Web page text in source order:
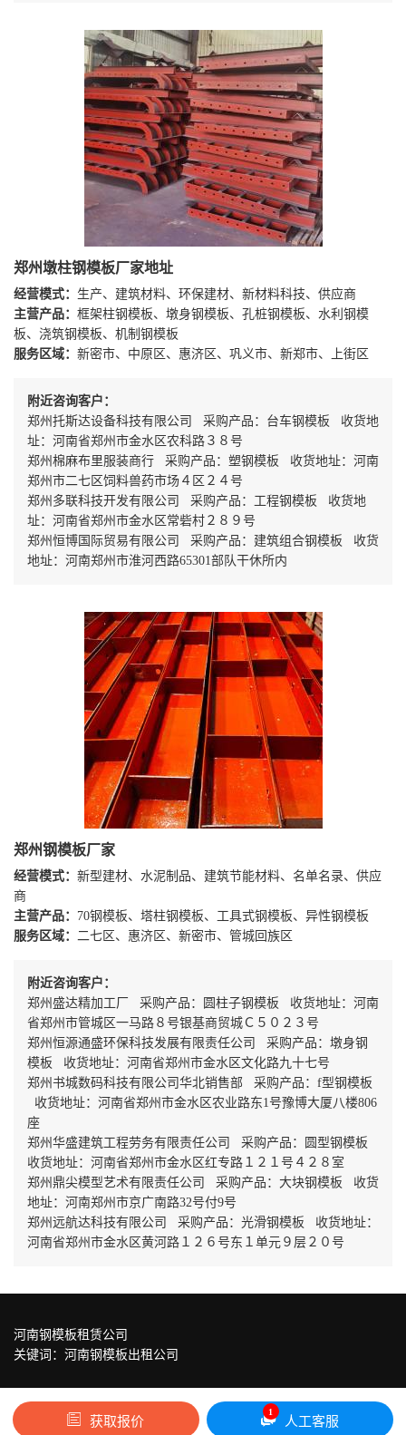
郑州墩柱钢模板厂家地址
经营模式： 生产、建筑材料、环保建材、新材料科技、供应商
主营产品： 框架柱钢模板、墩身钢模板、孔桩钢模板、水利钢模
板、浇筑钢模板、机制钢模板
服务区域： 新密市、中原区、惠济区、巩义市、新郑市、上街区
附近咨询客户：
郑州托斯达设备科技有限公司 采购产品：台车钢模板 收货地
址：河南省郑州市金水区农科路３８号
郑州棉麻布里服装商行 采购产品：塑钢模板 收货地址：河南
郑州市二七区饲料兽药市场４区２４号
郑州多联科技开发有限公司 采购产品：工程钢模板 收货地
址：河南省郑州市金水区常砦村２８９号
郑州恒博国际贸易有限公司 采购产品：建筑组合钢模板 收货
地址：河南郑州市淮河西路65301部队干休所内
郑州钢模板厂家
经营模式： 新型建材、水泥制品、建筑节能材料、名单名录、供应
商
主营产品： 70钢模板、塔柱钢模板、工具式钢模板、异性钢模板
服务区域：
二七区、惠济区、新密市、管城回族区
附近咨询客户：
郑州盛达精加工厂 采购产品：圆柱子钢模板 收货地址：河南
省郑州市管城区一马路８号银基商贸城Ｃ５０２３号
郑州恒源通盛环保科技发展有限责任公司 采购产品：墩身钢
模板 收货地址：河南省郑州市金水区文化路九十七号
郑州书城数码科技有限公司华北销售部 采购产品：f型钢模板
收货地址：河南省郑州市金水区农业路东1号豫博大厦八楼806
座
郑州华盛建筑工程劳务有限责任公司 采购产品：圆型钢模板
收货地址：河南省郑州市金水区红专路１２１号４２８室
郑州鼎尖模型艺术有限责任公司 采购产品：大块钢模板 收货
地址：河南郑州市京广南路32号付9号
郑州远航达科技有限公司 采购产品：光滑钢模板 收货地址：
河南省郑州市金水区黄河路１２６号东１单元９层２０号
河南钢模板租赁公司
关键词： 河南钢模板出租公司
获取报价 人工客服
1